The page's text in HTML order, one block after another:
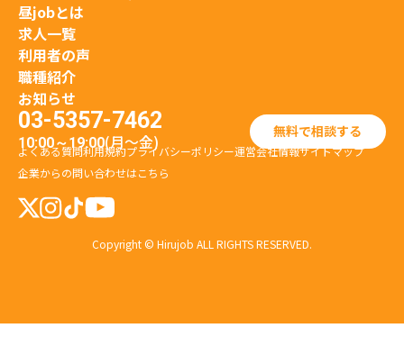
昼jobとは
求人一覧
利用者の声
職種紹介
お知らせ
03-5357-7462
10:00～19:00(月〜金) 無料で相談する
よくある質問利用規約プライバシーポリシー運営会社情報サイトマップ
企業からの問い合わせはこちら
Copyright © Hirujob ALL RIGHTS RESERVED.